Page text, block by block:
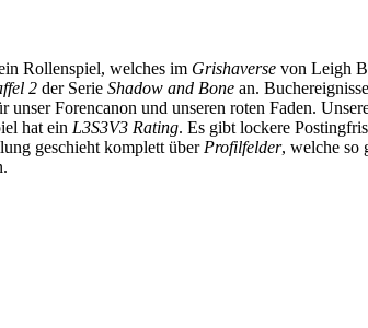
Rollenspiel, welches im Grishaverse von Leigh
2 der Serie Shadow and Bone an.
Forencanon und unseren roten Faden.
hat ein L3S3V3 Rating. Es gibt lockere
geschieht komplett über Profilfelder, welche so